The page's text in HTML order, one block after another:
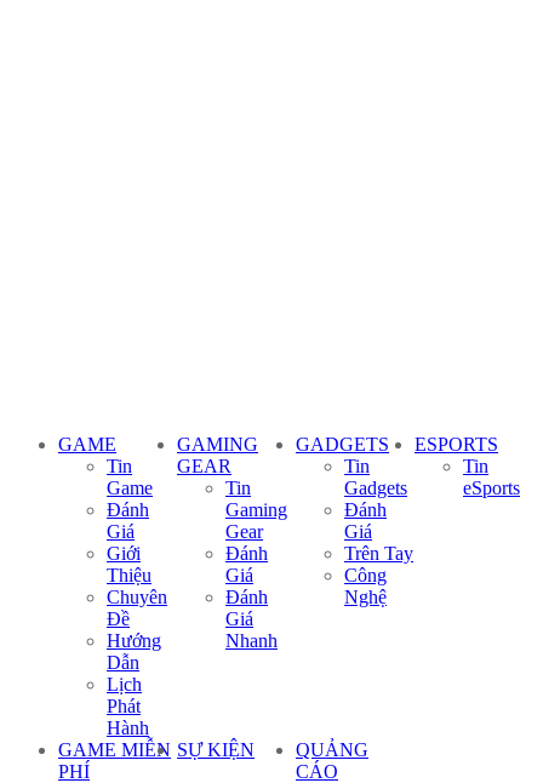
GAME
Tin
Game
Đánh
Giá
Giới
Thiệu
Chuyên
Đề
Hướng
Dẫn
Lịch
Phát
Hành
GAMING
GEAR
Tin
Gaming
Gear
Đánh
Giá
Đánh
Giá
Nhanh
GADGETS
Tin
Gadgets
Đánh
Giá
Trên Tay
Công
Nghệ
ESPORTS
Tin
eSports
GAME MIỄN
PHÍ
SỰ KIỆN
QUẢNG
CÁO